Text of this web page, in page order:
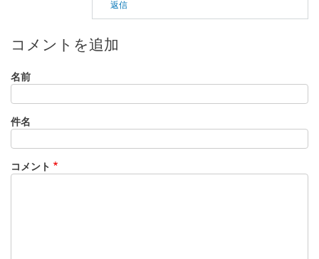
行
の
返信
コメントを追加
名前
件名
コメント